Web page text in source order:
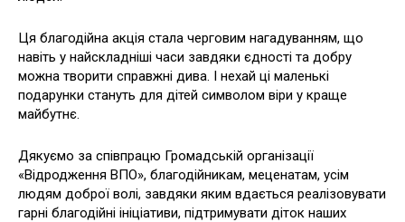
Ця благодійна акція стала черговим нагадуванням, що
навіть у найскладніші часи завдяки єдності та добру
можна творити справжні дива. І нехай ці маленькі
подарунки стануть для дітей символом віри у краще
майбутнє.
Дякуємо за співпрацю Громадській організації
«Відродження ВПО», благодійникам, меценатам, усім
людям доброї волі, завдяки яким вдається реалізовувати
гарні благодійні ініціативи, підтримувати діток наших